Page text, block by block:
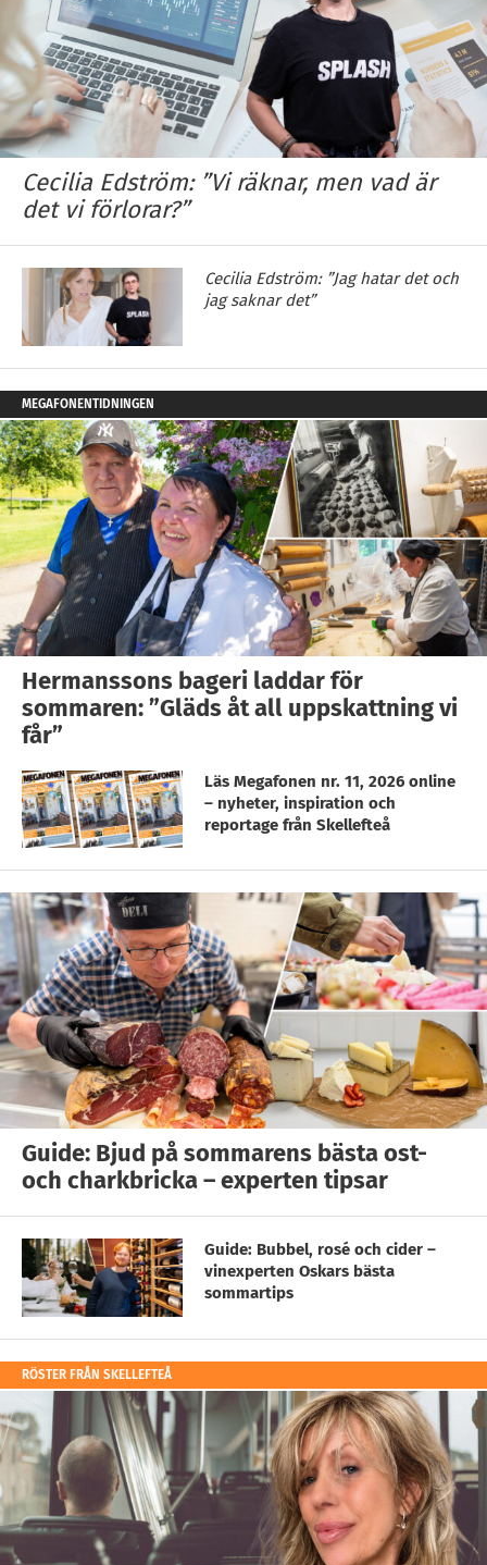
Cecilia Edström: ”Vi räknar, men vad är
det vi förlorar?”
Cecilia Edström: ”Jag hatar det och
jag saknar det”
MEGAFONENTIDNINGEN
Hermanssons bageri laddar för
sommaren: ”Gläds åt all uppskattning vi
får”
Läs Megafonen nr. 11, 2026 online
– nyheter, inspiration och
reportage från Skellefteå
Guide: Bjud på sommarens bästa ost-
och charkbricka – experten tipsar
Guide: Bubbel, rosé och cider –
vinexperten Oskars bästa
sommartips
RÖSTER FRÅN SKELLEFTEÅ